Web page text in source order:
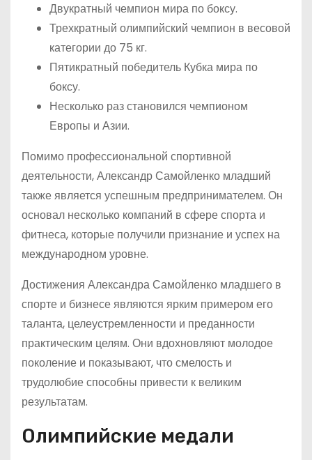
Двукратный чемпион мира по боксу.
Трехкратный олимпийский чемпион в весовой
категории до 75 кг.
Пятикратный победитель Кубка мира по
боксу.
Несколько раз становился чемпионом
Европы и Азии.
Помимо профессиональной спортивной
деятельности, Александр Самойленко младший
также является успешным предпринимателем. Он
основал несколько компаний в сфере спорта и
фитнеса, которые получили признание и успех на
международном уровне.
Достижения Александра Самойленко младшего в
спорте и бизнесе являются ярким примером его
таланта, целеустремленности и преданности
практическим целям. Они вдохновляют молодое
поколение и показывают, что смелость и
трудолюбие способны привести к великим
результатам.
Олимпийские медали